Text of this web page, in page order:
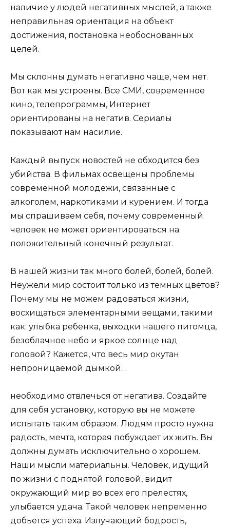
наличие у людей негативных мыслей, а также
неправильная ориентация на объект
достижения, постановка необоснованных
целей.
Мы склонны думать негативно чаще, чем нет.
Вот как мы устроены. Все СМИ, современное
кино, телепрограммы, Интернет
ориентированы на негатив. Сериалы
показывают нам насилие.
Каждый выпуск новостей не обходится без
убийства. В фильмах освещены проблемы
современной молодежи, связанные с
алкоголем, наркотиками и курением. И тогда
мы спрашиваем себя, почему современный
человек не может ориентироваться на
положительный конечный результат.
В нашей жизни так много болей, болей, болей.
Неужели мир состоит только из темных цветов?
Почему мы не можем радоваться жизни,
восхищаться элементарными вещами, такими
как: улыбка ребенка, выходки нашего питомца,
безоблачное небо и яркое солнце над
головой? Кажется, что весь мир окутан
непроницаемой дымкой…
необходимо отвлечься от негатива. Создайте
для себя установку, которую вы не можете
испытать таким образом. Людям просто нужна
радость, мечта, которая побуждает их жить. Вы
должны думать исключительно о хорошем.
Наши мысли материальны. Человек, идущий
по жизни с поднятой головой, видит
окружающий мир во всех его прелестях,
улыбается удача. Такой человек непременно
добьется успеха. Излучающий бодрость,